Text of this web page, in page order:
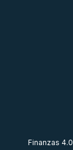
Finanzas 4.0